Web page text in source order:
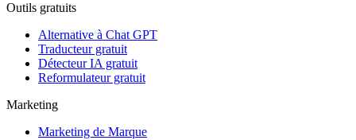
Outils gratuits
Alternative à Chat GPT
Traducteur gratuit
Détecteur IA gratuit
Reformulateur gratuit
Marketing
Marketing de Marque